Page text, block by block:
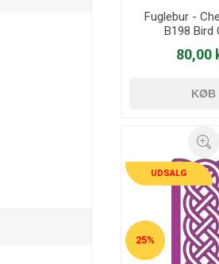
Fuglebur -
B198 Bird
80,00
KØB
UDSALG
25%